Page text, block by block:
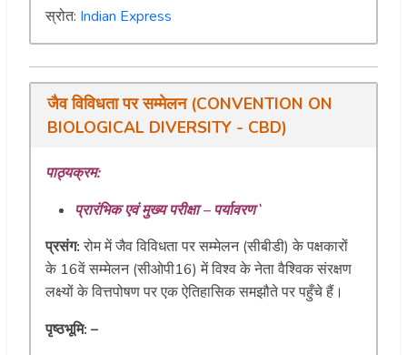
स्रोत: Indian Express
जैव विविधता पर सम्मेलन (CONVENTION ON
BIOLOGICAL DIVERSITY - CBD)
पाठ्यक्रम:
प्रारंभिक एवं मुख्य परीक्षा – पर्यावरण`
प्रसंग:रोम में जैव विविधता पर सम्मेलन (सीबीडी) के पक्षकारों
के 16वें सम्मेलन (सीओपी16) में विश्व के नेता वैश्विक संरक्षण
लक्ष्यों के वित्तपोषण पर एक ऐतिहासिक समझौते पर पहुँचे हैं।
पृष्ठभूमि: –